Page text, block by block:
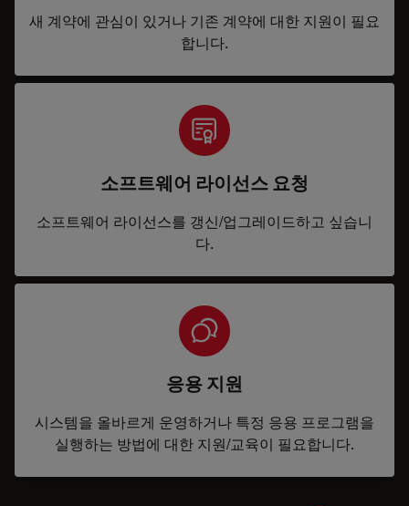
새 계약에 관심이 있거나 기존 계약에 대한 지원이 필요
합니다.
소프트웨어 라이선스 요청
소프트웨어 라이선스를 갱신/업그레이드하고 싶습니
다.
응용 지원
시스템을 올바르게 운영하거나 특정 응용 프로그램을
실행하는 방법에 대한 지원/교육이 필요합니다.